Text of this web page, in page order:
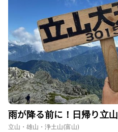
雨が降る前に！日帰り立山
立山・雄山・浄土山(富山)